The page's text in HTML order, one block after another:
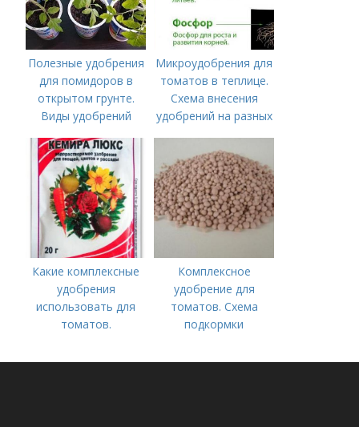
Полезные удобрения
для помидоров в
открытом грунте.
Виды удобрений
Микроудобрения для
томатов в теплице.
Схема внесения
удобрений на разных
помидоров
Какие комплексные
удобрения
использовать для
томатов.
комплексные
Комплексное
удобрение для
томатов. Схема
подкормки
рассады до сбора